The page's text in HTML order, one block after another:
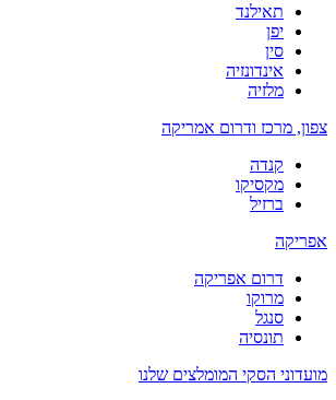
תאילנד
יפן
סין
אינדונזיה
מלזיה
צפון, מרכז ודרום אמריקה
קנדה
מקסיקו
ברזיל
אפריקה
דרום אפריקה
מרוקו
סנגל
תונסיה
מועדוני הסקי המומלצים שלנו